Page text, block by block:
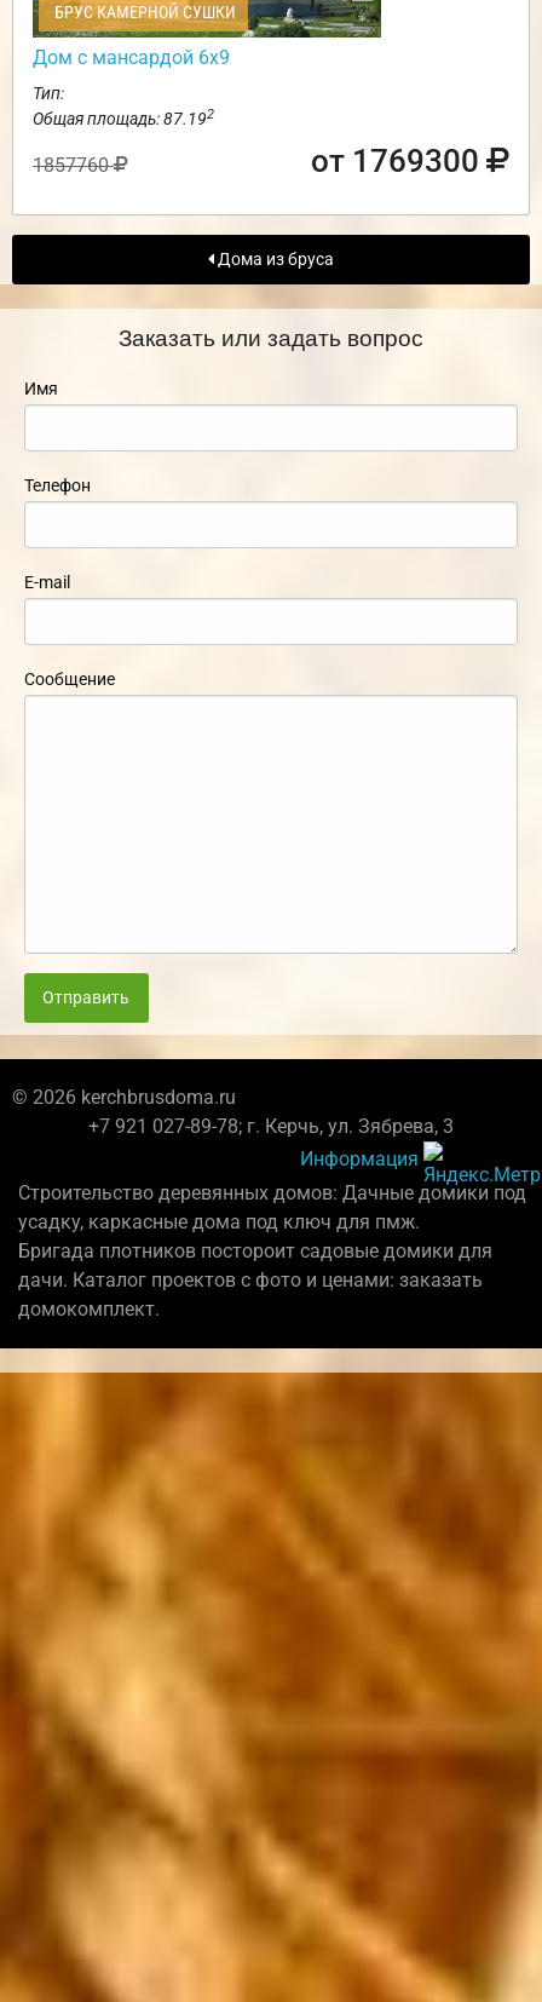
БРУС КАМЕРНОЙ СУШКИ
Дом с мансардой 6х9
Тип:
Общая площадь: 87.192
1857760 от 1769300
Дома из бруса
Заказать или задать вопрос
Имя
Телефон
E-mail
Сообщение
Отправить
© 2026 kerchbrusdoma.ru
+7 921 027-89-78; г. Керчь, ул. Зябрева, 3
Информация
Строительство деревянных домов: Дачные домики под
усадку, каркасные дома под ключ для пмж.
Бригада плотников постороит садовые домики для
дачи. Каталог проектов с фото и ценами: заказать
домокомплект.